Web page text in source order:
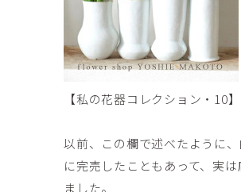
【私の花器コレクション・10】
以前、この欄で述べたように
に完売したこともあって、実
ました。